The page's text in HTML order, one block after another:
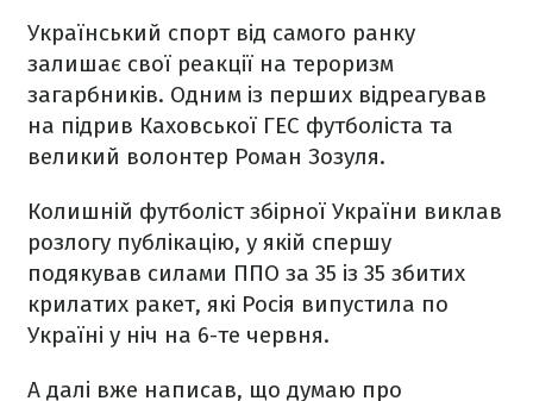
Український спорт від самого ранку
залишає свої реакції на тероризм
загарбників. Одним із перших відреагував
на підрив Каховської ГЕС футболіста та
великий волонтер Роман Зозуля.
Колишній футболіст збірної України виклав
розлогу публікацію, у якій спершу
подякував силами ППО за 35 із 35 збитих
крилатих ракет, які Росія випустила по
Україні у ніч на 6-те червня.
А далі вже написав, що думаю про